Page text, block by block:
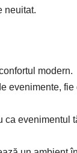
neuitat.
modern.
evenimente, fie
ca evenimentul